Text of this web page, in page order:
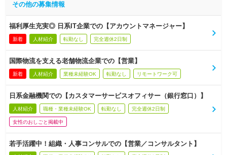
その他の募集情報
福利厚生充実◎ 日系IT企業での【アカウントマネージャー】
新着 人材紹介 転勤なし 完全週休2日制
国際物流を支える老舗物流企業での【営業】
新着 人材紹介 業種未経験OK 転勤なし リモートワーク可
日系金融機関での【カスタマーサービスオフィサー（銀行窓口）】
人材紹介 職種・業種未経験OK 転勤なし 完全週休2日制
女性のおしごと掲載中
若手活躍中！組織・人事コンサルでの【営業／コンサルタント】